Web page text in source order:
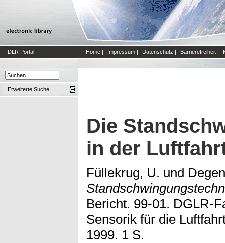
DLR Portal Home | Impressum | Datenschutz | Barrierefreiheit |
Erweiterte Suche
Die
in der
Füllekrug, U. und
Bericht. 99-01. DGLR-
Sensorik für die
1999. 1 S.